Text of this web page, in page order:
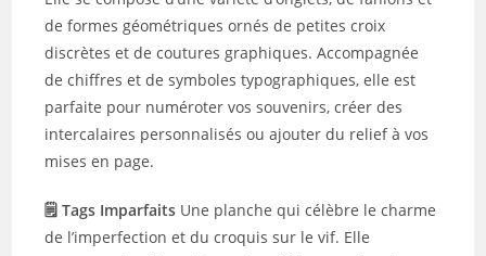
de formes géométriques ornés de petites croix
discrètes et de coutures graphiques. Accompagnée
de chiffres et de symboles typographiques, elle est
parfaite pour numéroter vos souvenirs, créer des
intercalaires personnalisés ou ajouter du relief à vos
mises en page.
🗒️ Tags Imparfaits Une planche qui célèbre le charme
de l’imperfection et du croquis sur le vif. Elle